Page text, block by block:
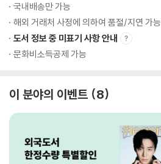
국내배송만 가능
해외 거래처 사정에 의하여 품절/지연 가능
도서 정보 중 미표기 사항 안내
문화비소득공제 가능
이 분야의 이벤트 8